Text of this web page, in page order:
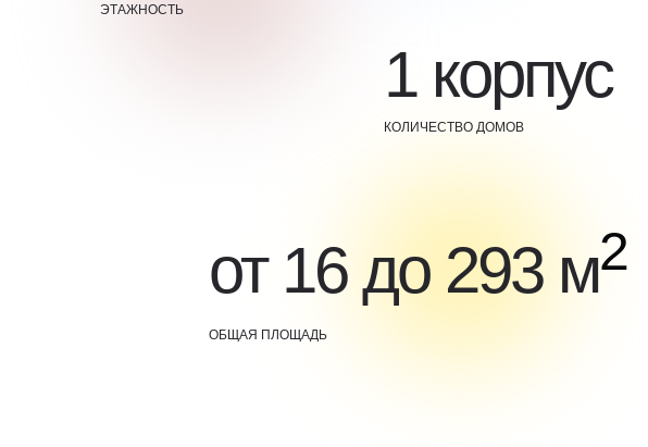
ЭТАЖНОСТЬ
1 корпус
КОЛИЧЕСТВО ДОМОВ
от 16 до 293 м2
ОБЩАЯ ПЛОЩАДЬ